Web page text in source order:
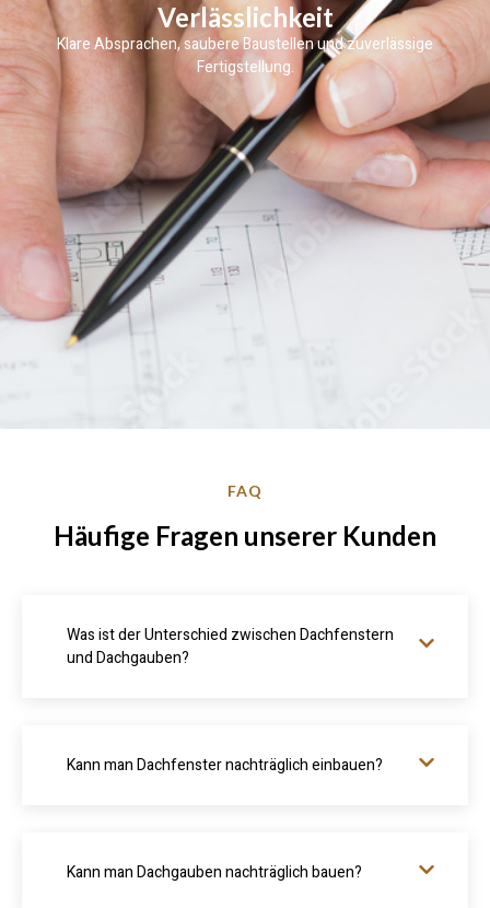
Verlässlichkeit
Klare Absprachen, saubere Baustellen und zuverlässige
Fertigstellung.
FAQ
Häufige Fragen unserer Kunden
Was ist der Unterschied zwischen Dachfenstern
und Dachgauben?
Kann man Dachfenster nachträglich einbauen?
Kann man Dachgauben nachträglich bauen?